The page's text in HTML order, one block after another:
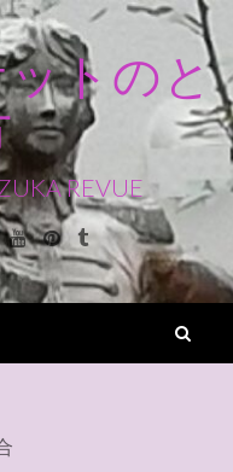
トのと
REVUE
YoutubePinterest
Tumblr